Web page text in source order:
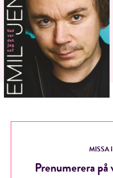
MISSA
Prenumerera